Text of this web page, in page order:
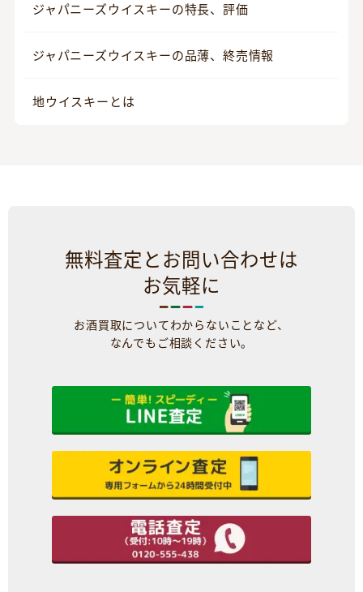
ジャパニーズウイスキーの特長、評価
ジャパニーズウイスキーの品薄、終売情報
地ウイスキーとは
無料査定とお問い合わせは
お気軽に
お酒買取についてわからないことなど、
なんでもご相談ください。